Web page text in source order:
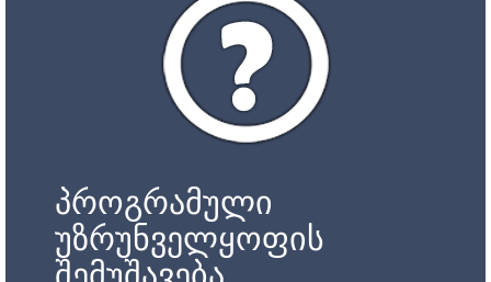
პროგრამული
უზრუნველყოფის